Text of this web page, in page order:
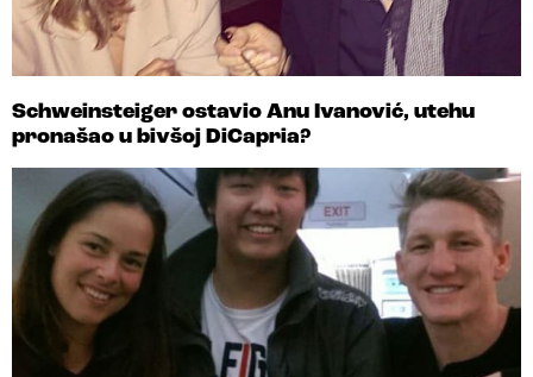
Schweinsteiger ostavio Anu Ivanović, utehu
pronašao u bivšoj DiCapria?